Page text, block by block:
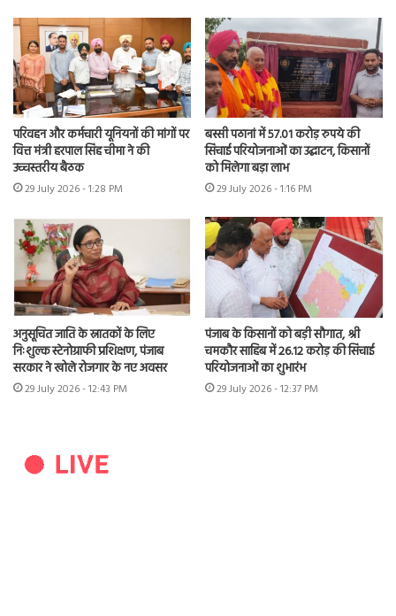
परिवहन और कर्मचारी यूनियनों की मांगों पर
वित्त मंत्री हरपाल सिंह चीमा ने की
उच्चस्तरीय बैठक
29 July 2026 - 1:28 PM
बस्सी पठानां में 57.01 करोड़ रुपये की
सिंचाई परियोजनाओं का उद्घाटन, किसानों
को मिलेगा बड़ा लाभ
29 July 2026 - 1:16 PM
अनुसूचित जाति के स्नातकों के लिए
निःशुल्क स्टेनोग्राफी प्रशिक्षण, पंजाब
सरकार ने खोले रोजगार के नए अवसर
29 July 2026 - 12:43 PM
पंजाब के किसानों को बड़ी सौगात, श्री
चमकौर साहिब में 26.12 करोड़ की सिंचाई
परियोजनाओं का शुभारंभ
29 July 2026 - 12:37 PM